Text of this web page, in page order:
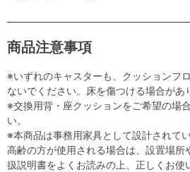
商品注意事項
※いずれのキャスターも、クッションフ
ないでください。床を傷つける場合があ
※交換用背・座クッションをご希望の場
い。
※本商品は事務用家具として設計されて
高齢の方が使用される場合は、設置場所
扱説明書をよくお読みの上、正しくお使